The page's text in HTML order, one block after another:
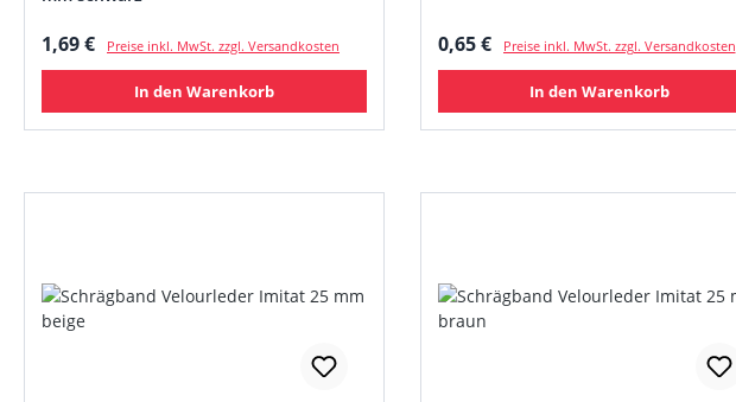
Regulärer Preis:
1,69 € Preise inkl. MwSt. zzgl. Versandkosten
In den Warenkorb
Regulärer Preis:
0,65 € Preise inkl. MwSt. zzgl. Versandkosten
In den Warenkorb